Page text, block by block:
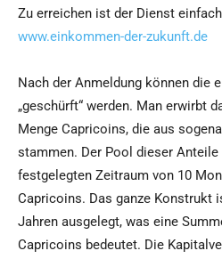
Zu erreichen ist der Dienst
www.einkommen-der-zukunft.de
Nach der Anmeldung können die
„geschürft“ werden. Man erwirbt
Menge Capricoins, die aus
stammen. Der Pool dieser
festgelegten Zeitraum von 10
Capricoins. Das ganze Konstrukt
Jahren ausgelegt, was eine
Capricoins bedeutet. Die